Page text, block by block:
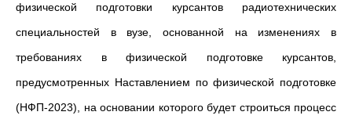
физической подготовки курсантов радиотехнических
специальностей в вузе, основанной на изменениях в
требованиях в физической подготовке курсантов,
предусмотренных Наставлением по физической подготовке
(НФП-2023), на основании которого будет строиться процесс